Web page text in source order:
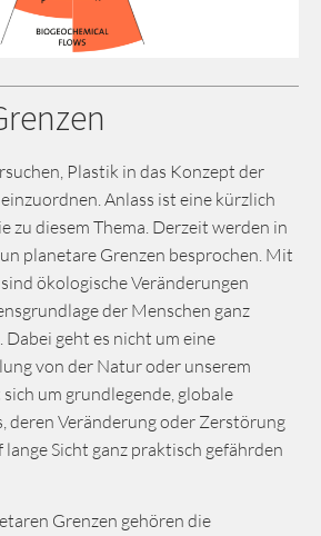
Plastik in das Konzept der
Anlass ist eine kürzlich
zu diesem Thema. Derzeit werden in
planetare Grenzen besprochen. Mit
ökologische Veränderungen
der Menschen ganz
Dabei geht es nicht um eine
von der Natur oder unserem
um grundlegende, globale
deren Veränderung oder Zerstörung
lange Sicht ganz praktisch gefährden
Grenzen gehören die